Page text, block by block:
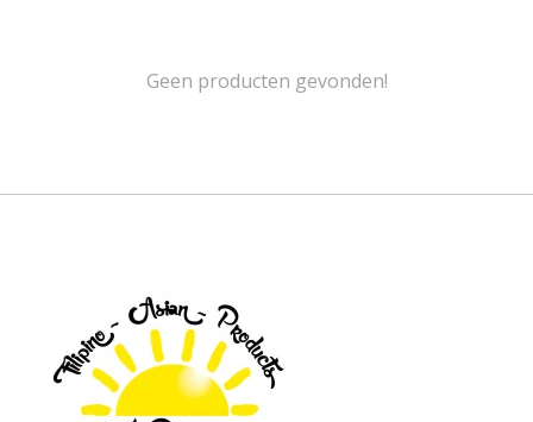
Geen producten gevonden!